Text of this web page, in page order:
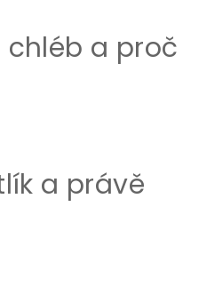
a proč
a právě